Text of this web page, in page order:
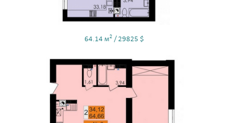
64.14 м2 / 29825 $